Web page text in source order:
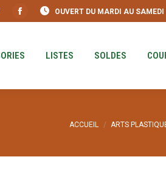
Facebook
opens
OUVERT DU MARDI AU
LISTES SOLDES
Vous êtes ici :
ACCUEIL ARTS
CATÉGORIES LISTES SOLDES